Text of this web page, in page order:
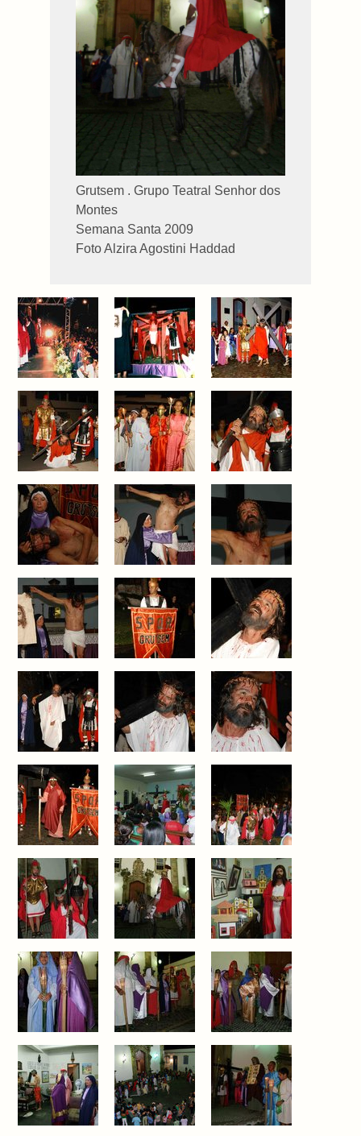
Grutsem . Grupo Teatral Senhor dos
Montes
Semana Santa 2009
Foto Alzira Agostini Haddad